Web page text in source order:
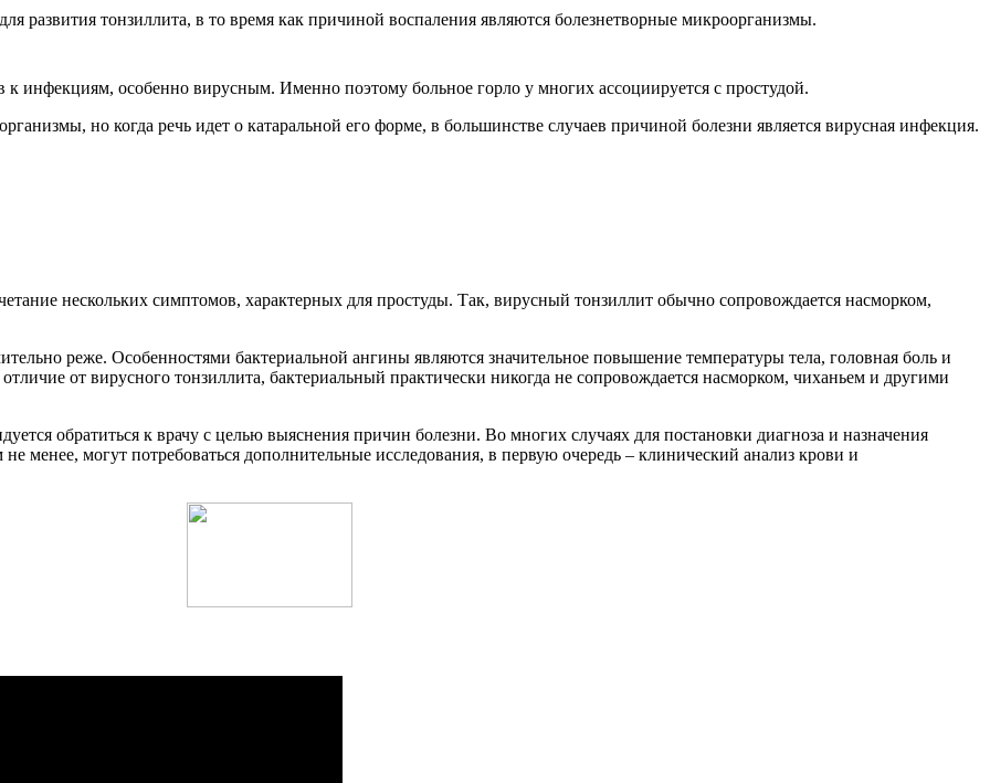
развития тонзиллита, в то время как причиной воспаления являются болезнетворные микроорганизмы.
инфекциям, особенно вирусным. Именно поэтому больное горло у многих ассоциируется с простудой.
но когда речь идет о катаральной его форме, в большинстве случаев причиной болезни является вирусная инфекция.
нескольких симптомов, характерных для простуды. Так, вирусный тонзиллит обычно сопровождается насморком,
реже. Особенностями бактериальной ангины являются значительное повышение температуры тела, головная боль и
от вирусного тонзиллита, бактериальный практически никогда не сопровождается насморком, чиханьем и другими
обратиться к врачу с целью выяснения причин болезни. Во многих случаях для постановки диагноза и назначения
менее, могут потребоваться дополнительные исследования, в первую очередь – клинический анализ крови и